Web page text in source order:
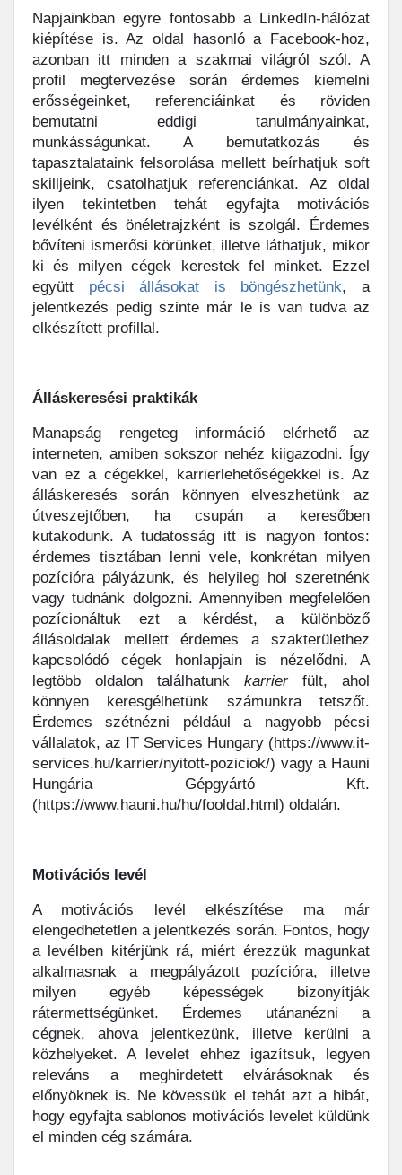
Napjainkban egyre fontosabb a LinkedIn-hálózat
kiépítése is. Az oldal hasonló a Facebook-hoz,
azonban itt minden a szakmai világról szól. A
profil megtervezése során érdemes kiemelni
erősségeinket, referenciáinkat és röviden
bemutatni eddigi tanulmányainkat,
munkásságunkat. A bemutatkozás és
tapasztalataink felsorolása mellett beírhatjuk soft
skilljeink, csatolhatjuk referenciánkat. Az oldal
ilyen tekintetben tehát egyfajta motivációs
levélként és önéletrajzként is szolgál. Érdemes
bővíteni ismerősi körünket, illetve láthatjuk, mikor
ki és milyen cégek kerestek fel minket. Ezzel
együtt pécsi állásokat is böngészhetünk, a
jelentkezés pedig szinte már le is van tudva az
elkészített profillal.
Álláskeresési praktikák
Manapság rengeteg információ elérhető az
interneten, amiben sokszor nehéz kiigazodni. Így
van ez a cégekkel, karrierlehetőségekkel is. Az
álláskeresés során könnyen elveszhetünk az
útveszejtőben, ha csupán a keresőben
kutakodunk. A tudatosság itt is nagyon fontos:
érdemes tisztában lenni vele, konkrétan milyen
pozícióra pályázunk, és helyileg hol szeretnénk
vagy tudnánk dolgozni. Amennyiben megfelelően
pozícionáltuk ezt a kérdést, a különböző
állásoldalak mellett érdemes a szakterülethez
kapcsolódó cégek honlapjain is nézelődni. A
legtöbb oldalon találhatunk karrierfült, ahol
könnyen keresgélhetünk számunkra tetszőt.
Érdemes szétnézni például a nagyobb pécsi
vállalatok, az IT Services Hungary (https://www.it-
services.hu/karrier/nyitott-poziciok/) vagy a Hauni
Hungária Gépgyártó Kft.
(https://www.hauni.hu/hu/fooldal.html) oldalán.
Motivációs levél
A motivációs levél elkészítése ma már
elengedhetetlen a jelentkezés során. Fontos, hogy
a levélben kitérjünk rá, miért érezzük magunkat
alkalmasnak a megpályázott pozícióra, illetve
milyen egyéb képességek bizonyítják
rátermettségünket. Érdemes utánanézni a
cégnek, ahova jelentkezünk, illetve kerülni a
közhelyeket. A levelet ehhez igazítsuk, legyen
releváns a meghirdetett elvárásoknak és
előnyöknek is. Ne kövessük el tehát azt a hibát,
hogy egyfajta sablonos motivációs levelet küldünk
el minden cég számára.